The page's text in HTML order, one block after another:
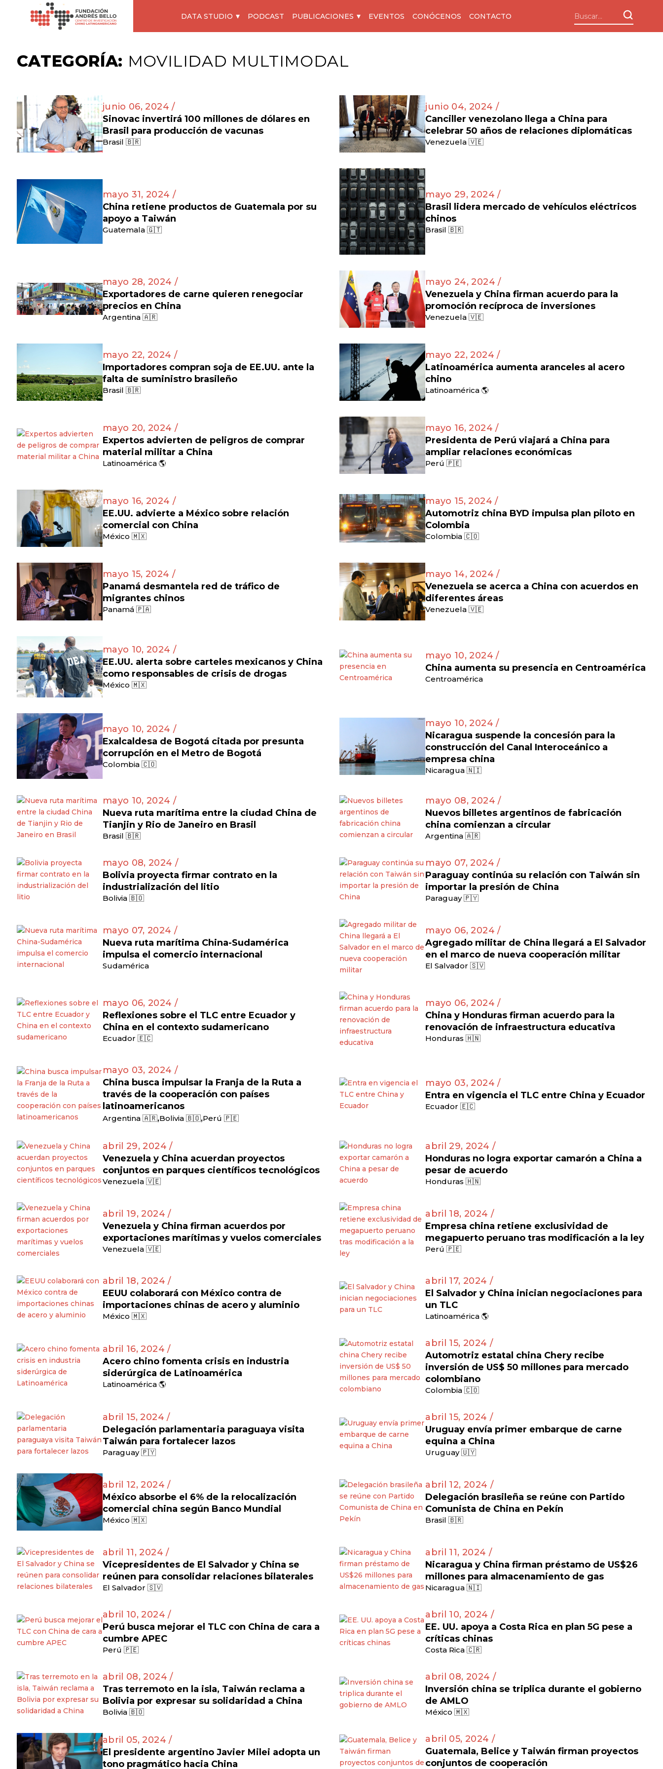
DATA STUDIO PODCAST PUBLICACIONES EVENTOS CONÓCENOS CONTACTO
CATEGORÍA: MOVILIDAD MULTIMODAL
junio 06, 2024 /
Sinovac invertirá 100 millones de dólares en
Brasil para producción de vacunas
Brasil 🇧🇷
junio 04, 2024 /
Canciller venezolano llega a China para
celebrar 50 años de relaciones diplomáticas
Venezuela 🇻🇪
mayo 31, 2024 /
China retiene productos de Guatemala por su
apoyo a Taiwán
Guatemala 🇬🇹
mayo 29, 2024 /
Brasil lidera mercado de vehículos eléctricos
chinos
Brasil 🇧🇷
mayo 28, 2024 /
Exportadores de carne quieren renegociar
precios en China
Argentina 🇦🇷
mayo 24, 2024 /
Venezuela y China firman acuerdo para la
promoción recíproca de inversiones
Venezuela 🇻🇪
mayo 22, 2024 /
Importadores compran soja de EE.UU. ante la
falta de suministro brasileño
Brasil 🇧🇷
mayo 22, 2024 /
Latinoamérica aumenta aranceles al acero
chino
Latinoamérica 🌎
mayo 20, 2024 /
Expertos advierten de peligros de comprar
material militar a China
Latinoamérica 🌎
mayo 16, 2024 /
Presidenta de Perú viajará a China para
ampliar relaciones económicas
Perú 🇵🇪
mayo 16, 2024 /
EE.UU. advierte a México sobre relación
comercial con China
México 🇲🇽
mayo 15, 2024 /
Automotriz china BYD impulsa plan piloto en
Colombia
Colombia 🇨🇴
mayo 15, 2024 /
Panamá desmantela red de tráfico de
migrantes chinos
Panamá 🇵🇦
mayo 14, 2024 /
Venezuela se acerca a China con acuerdos en
diferentes áreas
Venezuela 🇻🇪
mayo 10, 2024 /
EE.UU. alerta sobre carteles mexicanos y China
como responsables de crisis de drogas
México 🇲🇽
mayo 10, 2024 /
China aumenta su presencia en Centroamérica
Centroamérica
mayo 10, 2024 /
Exalcaldesa de Bogotá citada por presunta
corrupción en el Metro de Bogotá
Colombia 🇨🇴
mayo 10, 2024 /
Nicaragua suspende la concesión para la
construcción del Canal Interoceánico a
empresa china
Nicaragua 🇳🇮
mayo 10, 2024 /
Nueva ruta marítima entre la ciudad China de
Tianjin y Rio de Janeiro en Brasil
Brasil 🇧🇷
mayo 08, 2024 /
Nuevos billetes argentinos de fabricación
china comienzan a circular
Argentina 🇦🇷
mayo 08, 2024 /
Bolivia proyecta firmar contrato en la
industrialización del litio
Bolivia 🇧🇴
mayo 07, 2024 /
Paraguay continúa su relación con Taiwán sin
importar la presión de China
Paraguay 🇵🇾
mayo 07, 2024 /
Nueva ruta marítima China-Sudamérica
impulsa el comercio internacional
Sudamérica
mayo 06, 2024 /
Agregado militar de China llegará a El Salvador
en el marco de nueva cooperación militar
El Salvador 🇸🇻
mayo 06, 2024 /
Reflexiones sobre el TLC entre Ecuador y
China en el contexto sudamericano
Ecuador 🇪🇨
mayo 06, 2024 /
China y Honduras firman acuerdo para la
renovación de infraestructura educativa
Honduras 🇭🇳
mayo 03, 2024 /
China busca impulsar la Franja de la Ruta a
través de la cooperación con países
latinoamericanos
Argentina 🇦🇷,Bolivia 🇧🇴,Perú 🇵🇪
mayo 03, 2024 /
Entra en vigencia el TLC entre China y Ecuador
Ecuador 🇪🇨
abril 29, 2024 /
Venezuela y China acuerdan proyectos
conjuntos en parques científicos tecnológicos
Venezuela 🇻🇪
abril 29, 2024 /
Honduras no logra exportar camarón a China a
pesar de acuerdo
Honduras 🇭🇳
abril 19, 2024 /
Venezuela y China firman acuerdos por
exportaciones marítimas y vuelos comerciales
Venezuela 🇻🇪
abril 18, 2024 /
Empresa china retiene exclusividad de
megapuerto peruano tras modificación a la ley
Perú 🇵🇪
abril 18, 2024 /
EEUU colaborará con México contra de
importaciones chinas de acero y aluminio
México 🇲🇽
abril 17, 2024 /
El Salvador y China inician negociaciones para
un TLC
Latinoamérica 🌎
abril 16, 2024 /
Acero chino fomenta crisis en industria
siderúrgica de Latinoamérica
Latinoamérica 🌎
abril 15, 2024 /
Automotriz estatal china Chery recibe
inversión de US$ 50 millones para mercado
colombiano
Colombia 🇨🇴
abril 15, 2024 /
Delegación parlamentaria paraguaya visita
Taiwán para fortalecer lazos
Paraguay 🇵🇾
abril 15, 2024 /
Uruguay envía primer embarque de carne
equina a China
Uruguay 🇺🇾
abril 12, 2024 /
México absorbe el 6% de la relocalización
comercial china según Banco Mundial
México 🇲🇽
abril 12, 2024 /
Delegación brasileña se reúne con Partido
Comunista de China en Pekín
Brasil 🇧🇷
abril 11, 2024 /
Vicepresidentes de El Salvador y China se
reúnen para consolidar relaciones bilaterales
El Salvador 🇸🇻
abril 11, 2024 /
Nicaragua y China firman préstamo de US$26
millones para almacenamiento de gas
Nicaragua 🇳🇮
abril 10, 2024 /
Perú busca mejorar el TLC con China de cara a
cumbre APEC
Perú 🇵🇪
abril 10, 2024 /
EE. UU. apoya a Costa Rica en plan 5G pese a
críticas chinas
Costa Rica 🇨🇷
abril 08, 2024 /
Tras terremoto en la isla, Taiwán reclama a
Bolivia por expresar su solidaridad a China
Bolivia 🇧🇴
abril 08, 2024 /
Inversión china se triplica durante el gobierno
de AMLO
México 🇲🇽
abril 05, 2024 /
El presidente argentino Javier Milei adopta un
tono pragmático hacia China
abril 05, 2024 /
Guatemala, Belice y Taiwán firman proyectos
conjuntos de cooperación